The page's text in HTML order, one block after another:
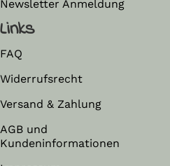
Newsletter Anmeldung
Links
FAQ
Widerrufsrecht
Versand & Zahlung
AGB und
Kundeninformationen